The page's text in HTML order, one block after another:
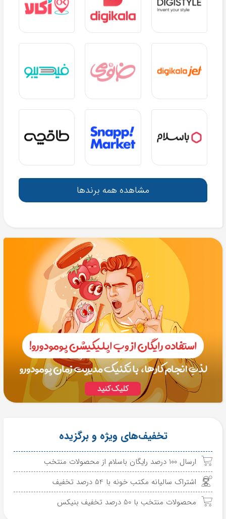
مشاهده همه برندها
تخفیف‌های ویژه و برگزیده
ارسال 100 درصد رایگان باسلام از محصولات منتخب
اشتراک سالیانه مکتب خونه با 54 درصد تخفیف
محصولات منتخب با 50 درصد تخفیف بنیکس